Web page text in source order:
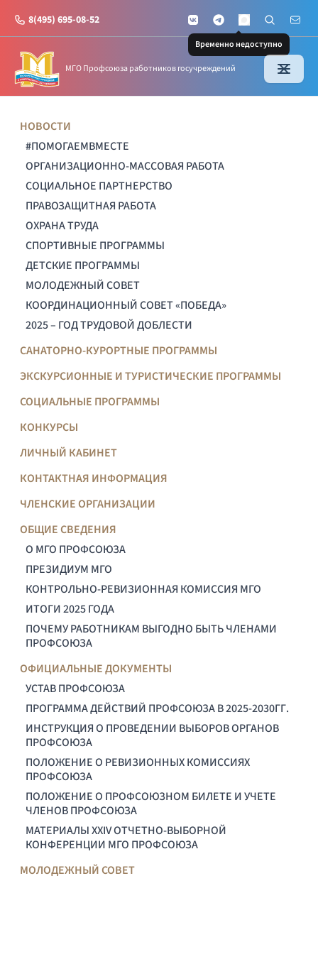
8(495) 695-08-52 VKontakteTelegramMAX
Временно недоступно
Поиск по
Почта
МГО Профсоюза работников госучреждений
НОВОСТИ
#ПОМОГАЕМВМЕСТЕ
ОРГАНИЗАЦИОННО-МАССОВАЯ РАБОТА
СОЦИАЛЬНОЕ ПАРТНЕРСТВО
ПРАВОЗАЩИТНАЯ РАБОТА
ОХРАНА ТРУДА
СПОРТИВНЫЕ ПРОГРАММЫ
ДЕТСКИЕ ПРОГРАММЫ
МОЛОДЕЖНЫЙ СОВЕТ
КООРДИНАЦИОННЫЙ СОВЕТ «ПОБЕДА»
2025 – ГОД ТРУДОВОЙ ДОБЛЕСТИ
САНАТОРНО-КУРОРТНЫЕ ПРОГРАММЫ
ЭКСКУРСИОННЫЕ И ТУРИСТИЧЕСКИЕ ПРОГРАММЫ
СОЦИАЛЬНЫЕ ПРОГРАММЫ
КОНКУРСЫ
ЛИЧНЫЙ КАБИНЕТ
КОНТАКТНАЯ ИНФОРМАЦИЯ
ЧЛЕНСКИЕ ОРГАНИЗАЦИИ
ОБЩИЕ СВЕДЕНИЯ
О МГО ПРОФСОЮЗА
ПРЕЗИДИУМ МГО
КОНТРОЛЬНО-РЕВИЗИОННАЯ КОМИССИЯ МГО
ИТОГИ 2025 ГОДА
ПОЧЕМУ РАБОТНИКАМ ВЫГОДНО БЫТЬ ЧЛЕНАМИ
ПРОФСОЮЗА
ОФИЦИАЛЬНЫЕ ДОКУМЕНТЫ
УСТАВ ПРОФСОЮЗА
ПРОГРАММА ДЕЙСТВИЙ ПРОФСОЮЗА В 2025-2030ГГ.
ИНСТРУКЦИЯ О ПРОВЕДЕНИИ ВЫБОРОВ ОРГАНОВ
ПРОФСОЮЗА
ПОЛОЖЕНИЕ О РЕВИЗИОННЫХ КОМИССИЯХ
ПРОФСОЮЗА
ПОЛОЖЕНИЕ О ПРОФСОЮЗНОМ БИЛЕТЕ И УЧЕТЕ
ЧЛЕНОВ ПРОФСОЮЗА
МАТЕРИАЛЫ XXIV ОТЧЕТНО-ВЫБОРНОЙ
КОНФЕРЕНЦИИ МГО ПРОФСОЮЗА
МОЛОДЕЖНЫЙ СОВЕТ